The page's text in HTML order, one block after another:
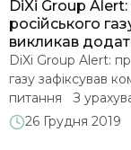
DiXi Group
російського
викликав
DiXi Group Alert:
газу зафіксував
питання З
подальших
26 Грудня 2019